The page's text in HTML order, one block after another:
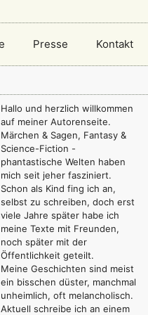
Presse Kontakt
Hallo und herzlich willkommen
auf meiner Autorenseite.
Märchen & Sagen, Fantasy &
Science-Fiction -
phantastische Welten haben
mich seit jeher fasziniert.
Schon als Kind fing ich an,
selbst zu schreiben, doch erst
viele Jahre später habe ich
meine Texte mit Freunden,
noch später mit der
Öffentlichkeit geteilt.
Meine Geschichten sind meist
ein bisschen düster, manchmal
unheimlich, oft melancholisch.
Aktuell schreibe ich an einem